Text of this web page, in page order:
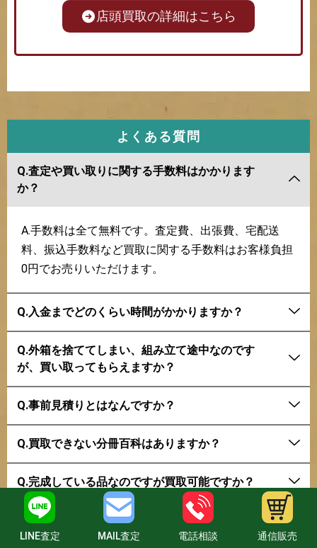
店頭買取の詳細はこちら
よくある質問
Q.査定や買い取りに関する手数料はかかります
か？
A.手数料は全て無料です。査定費、出張費、宅配送
料、振込手数料など買取に関する手数料はお客様負担
0円でお売りいただけます。
Q.入金までどのくらい時間がかかりますか？
Q.外箱を捨ててしまい、組み立て途中なのです
が、買い取ってもらえますか？
Q.事前見積りとはなんですか？
Q.買取できない分冊百科はありますか？
Q.完成している品なのですが買取可能ですか？
分冊百科買取の質問をもっと読む
LINE査定 MAIL査定 電話相談 通信販売